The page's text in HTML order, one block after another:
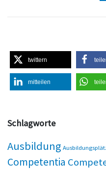
twittern
mitteilen
Schlagworte
Ausbildung
Competentia